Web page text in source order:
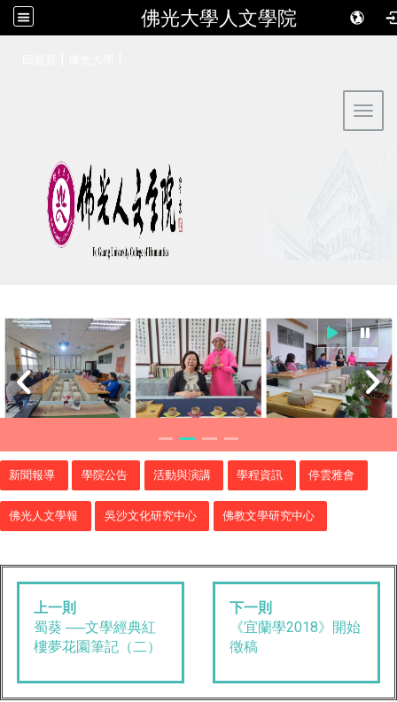
佛光大學人文學院
新聞報導 學院公告 活動與演講 學程資訊 停雲雅會
佛光人文學報 吳沙文化研究中心 佛教文學研究中心
上一則
蜀葵 ──文學經典紅
樓夢花園筆記（二）
下一則
《宜蘭學2018》開始
徵稿